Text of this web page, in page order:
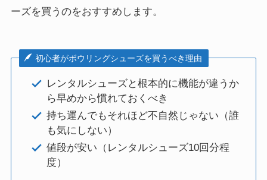
ーズを買うのをおすすめ します。
初心者がボウリングシューズを買うべき理由
レンタルシューズと根本的に機能が違うか
ら早めから慣れておくべき
持ち運んでもそれほど不自然じゃない（誰
も気にしない）
値段が安い（レンタルシューズ10回分程
度）